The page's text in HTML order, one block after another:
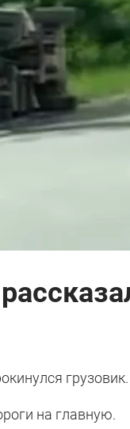
грузовик.
на главную.